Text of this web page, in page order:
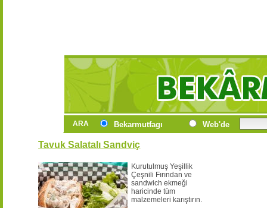
ARA Bekarmutfagı Web'de
Tavuk Salatalı Sandviç
Kurutulmuş Yeşillik
Çeşnili Fırından ve
sandwich ekmeği
haricinde tüm
malzemeleri karıştırın.